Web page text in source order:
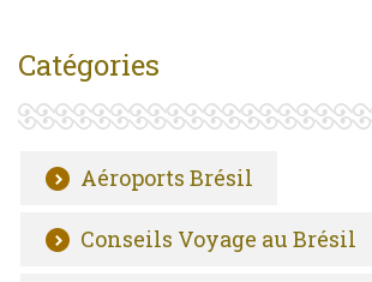
Catégories
Aéroports Brésil
Conseils Voyage au Brésil